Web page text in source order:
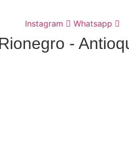
Instagram Whatsapp
-